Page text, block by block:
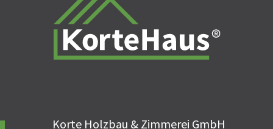
Korte Holzbau & Zimmerei GmbH